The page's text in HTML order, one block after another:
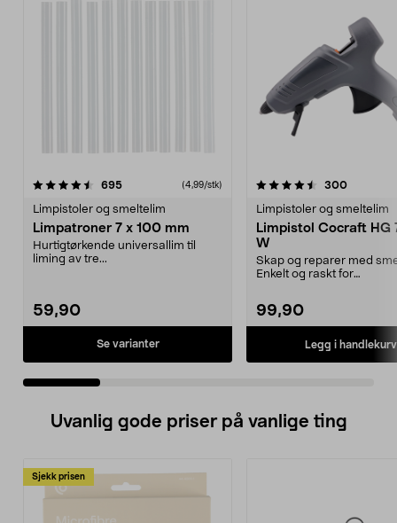
695anmeldelser(4,99/stk)
Limpistoler og smeltelim
Limpatroner 7 x 100 mm
Hurtigtørkende universallim til
liming av tre...
59,90
Se varianter
4.5 av 5 stjerner 300
Limpistoler og smeltelim
Limpistol Cocraft HG
W
Skap og reparer med
Enkelt og raskt for
99,90
Legg i handlekurv
4.5 av 5 stjerner
Uvanlig gode priser på vanlige ting
Sjekk prisen